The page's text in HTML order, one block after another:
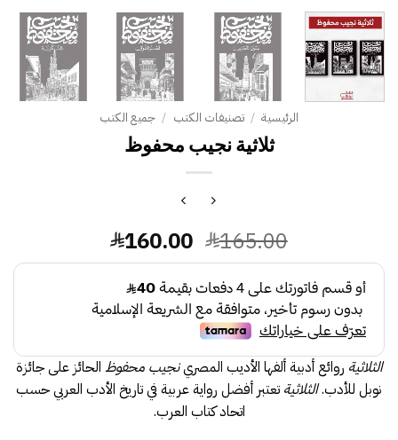
الرئيسية / تصنيفات الكتب / جميع الكتب
ثلاثية نجيب محفوظ
165.00 السعر
الأصلي
هو:
165.00.
160.00 السعر
الحالي
160.00.
الثلاثية روائع أدبية ألفها الأديب المصرينجيب محفوظ الحائز على جائزة
نوبل للأدب.الثلاثية تعتبر أفضل رواية عربية في تاريخ الأدب العربي حسب
اتحاد كتاب العرب.